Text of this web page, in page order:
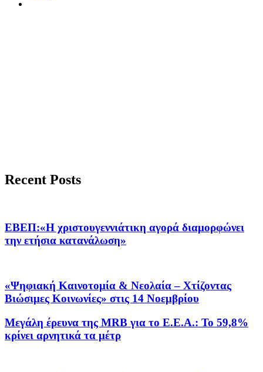
Recent Posts
ΕΒΕΠ:«Η χριστουγεννιάτικη αγορά διαμορφώνει
την ετήσια κατανάλωση»
«Ψηφιακή Καινοτομία & Νεολαία – Χτίζοντας
Βιώσιμες Κοινωνίες» στις 14 Νοεμβρίου
Μεγάλη έρευνα της MRB για το Ε.Ε.Α.: To 59,8%
κρίνει αρνητικά τα μέτρ